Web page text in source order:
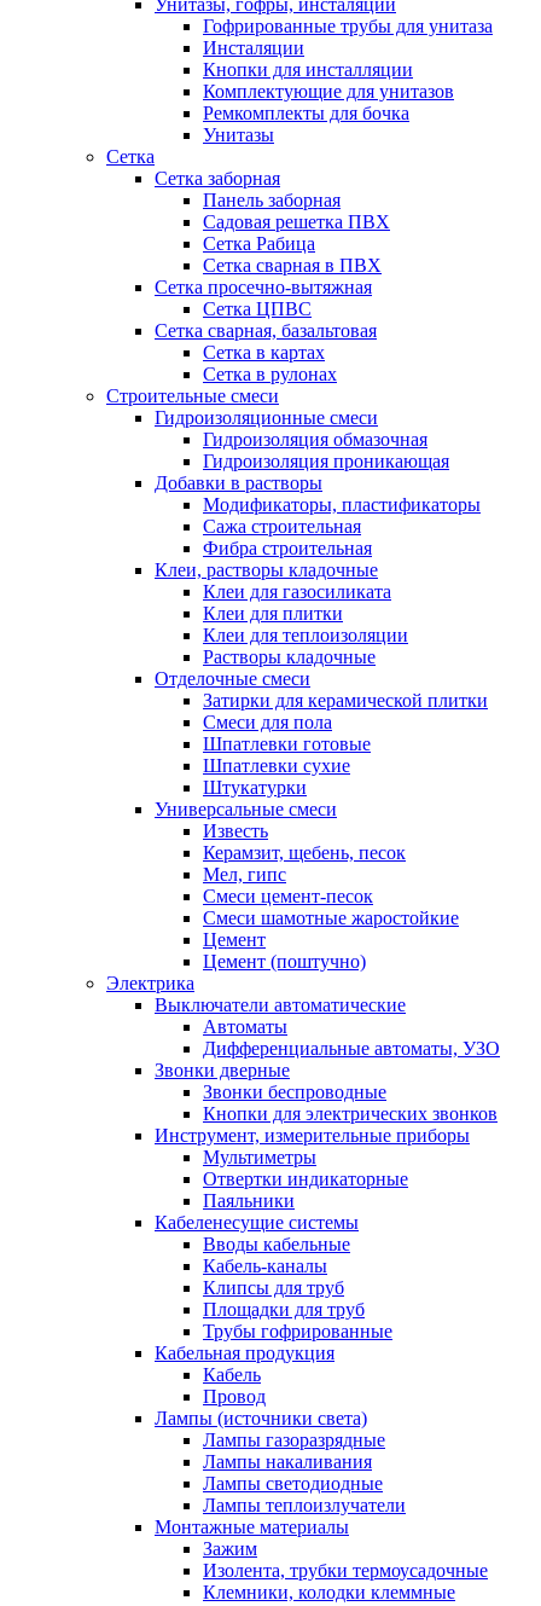
Унитазы, гофры, инсталяции
Гофрированные трубы для унитаза
Инсталяции
Кнопки для инсталляции
Комплектующие для унитазов
Ремкомплекты для бочка
Унитазы
Сетка
Сетка заборная
Панель заборная
Садовая решетка ПВХ
Сетка Рабица
Сетка сварная в ПВХ
Сетка просечно-вытяжная
Сетка ЦПВС
Сетка сварная, базальтовая
Сетка в картах
Сетка в рулонах
Строительные смеси
Гидроизоляционные смеси
Гидроизоляция обмазочная
Гидроизоляция проникающая
Добавки в растворы
Модификаторы, пластификаторы
Сажа строительная
Фибра строительная
Клеи, растворы кладочные
Клеи для газосиликата
Клеи для плитки
Клеи для теплоизоляции
Растворы кладочные
Отделочные смеси
Затирки для керамической плитки
Смеси для пола
Шпатлевки готовые
Шпатлевки сухие
Штукатурки
Универсальные смеси
Известь
Керамзит, щебень, песок
Мел, гипс
Смеси цемент-песок
Смеси шамотные жаростойкие
Цемент
Цемент (поштучно)
Электрика
Выключатели автоматические
Автоматы
Дифференциальные автоматы, УЗО
Звонки дверные
Звонки беспроводные
Кнопки для электрических звонков
Инструмент, измерительные приборы
Мультиметры
Отвертки индикаторные
Паяльники
Кабеленесущие системы
Вводы кабельные
Кабель-каналы
Клипсы для труб
Площадки для труб
Трубы гофрированные
Кабельная продукция
Кабель
Провод
Лампы (источники света)
Лампы газоразрядные
Лампы накаливания
Лампы светодиодные
Лампы теплоизлучатели
Монтажные материалы
Зажим
Изолента, трубки термоусадочные
Клемники, колодки клеммные